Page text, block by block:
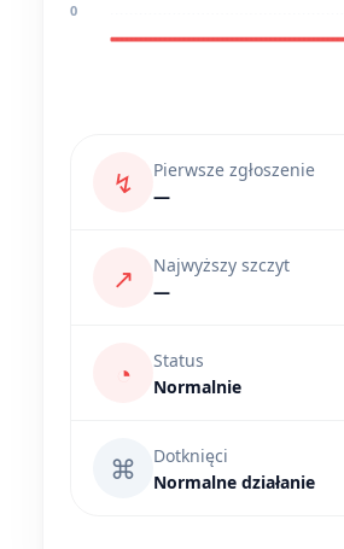
0
↯
Pierwsze zgłoszenie
—
↗
Najwyższy szczyt
—
◔
Status
Normalnie
⌘
Dotknięci
Normalne działanie